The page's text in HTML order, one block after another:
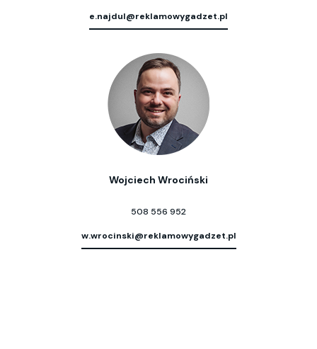
e.najdul@reklamowygadzet.pl
Wojciech Wrociński
508 556 952
w.wrocinski@reklamowygadzet.pl